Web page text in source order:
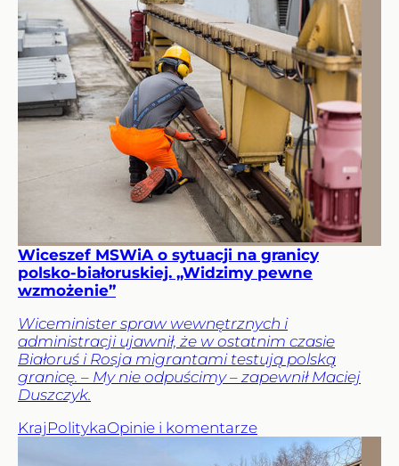
Wiceszef MSWiA o sytuacji na granicy
polsko-białoruskiej. „Widzimy pewne
wzmożenie”
Wiceminister spraw wewnętrznych i
administracji ujawnił, że w ostatnim czasie
Białoruś i Rosja migrantami testują polską
granicę. – My nie odpuścimy – zapewnił Maciej
Duszczyk.
Kraj PolitykaOpinie i komentarze